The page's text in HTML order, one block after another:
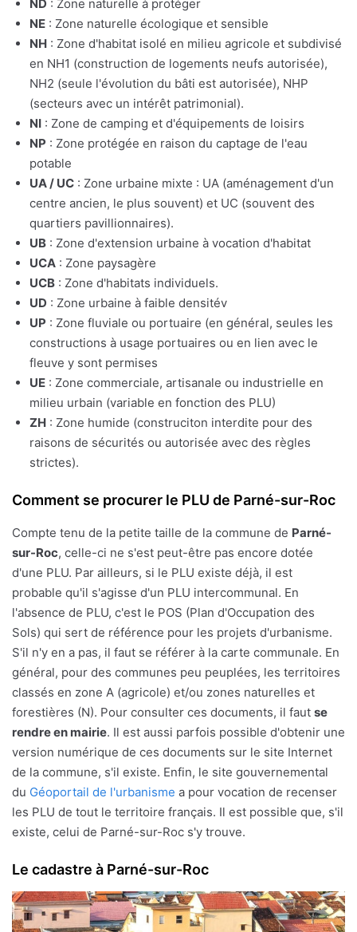
ND : Zone naturelle à protéger
NE : Zone naturelle écologique et sensible
NH : Zone d'habitat isolé en milieu agricole et subdivisé
en NH1 (construction de logements neufs autorisée),
NH2 (seule l'évolution du bâti est autorisée), NHP
(secteurs avec un intérêt patrimonial).
NI : Zone de camping et d'équipements de loisirs
NP : Zone protégée en raison du captage de l'eau
potable
UA / UC : Zone urbaine mixte : UA (aménagement d'un
centre ancien, le plus souvent) et UC (souvent des
quartiers pavillionnaires).
UB : Zone d'extension urbaine à vocation d'habitat
UCA : Zone paysagère
UCB : Zone d'habitats individuels.
UD : Zone urbaine à faible densitév
UP : Zone fluviale ou portuaire (en général, seules les
constructions à usage portuaires ou en lien avec le
fleuve y sont permises
UE : Zone commerciale, artisanale ou industrielle en
milieu urbain (variable en fonction des PLU)
ZH : Zone humide (construciton interdite pour des
raisons de sécurités ou autorisée avec des règles
strictes).
Comment se procurer le PLU de Parné-sur-Roc
Compte tenu de la petite taille de la commune de Parné-
sur-Roc, celle-ci ne s'est peut-être pas encore dotée
d'une PLU. Par ailleurs, si le PLU existe déjà, il est
probable qu'il s'agisse d'un PLU intercommunal. En
l'absence de PLU, c'est le POS (Plan d'Occupation des
Sols) qui sert de référence pour les projets d'urbanisme.
S'il n'y en a pas, il faut se référer à la carte communale. En
général, pour des communes peu peuplées, les territoires
classés en zone A (agricole) et/ou zones naturelles et
forestières (N). Pour consulter ces documents, il faut se
rendre en mairie. Il est aussi parfois possible d'obtenir une
version numérique de ces documents sur le site Internet
de la commune, s'il existe. Enfin, le site gouvernemental
du Géoportail de l'urbanisme a pour vocation de recenser
les PLU de tout le territoire français. Il est possible que, s'il
existe, celui de Parné-sur-Roc s'y trouve.
Le cadastre à Parné-sur-Roc